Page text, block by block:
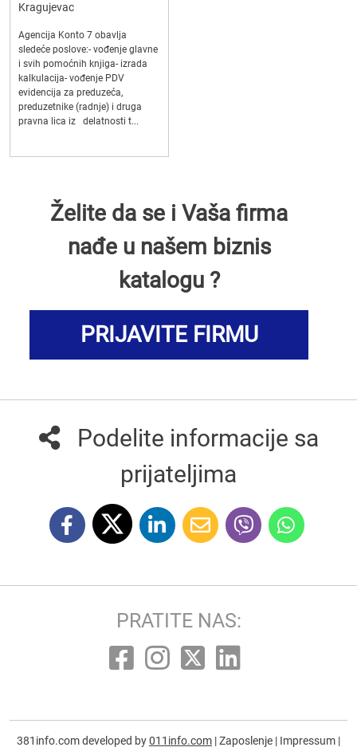
Kragujevac
Agencija Konto 7 obavlja
sledeće poslove:- vođenje glavne
i svih pomoćnih knjiga- izrada
kalkulacija- vođenje PDV
evidencija za preduzeća,
preduzetnike (radnje) i druga
pravna lica iz delatnosti t...
Želite da se i Vaša firma
nađe u našem biznis
katalogu ?
PRIJAVITE FIRMU
Podelite informacije sa
prijateljima
PRATITE NAS:
381info.com developed by011info.com |Zaposlenje | Impressum |